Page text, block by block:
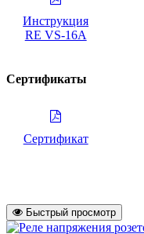
Инструкция
RE VS-16A
Сертификаты
Сертификат
Быстрый просмотр